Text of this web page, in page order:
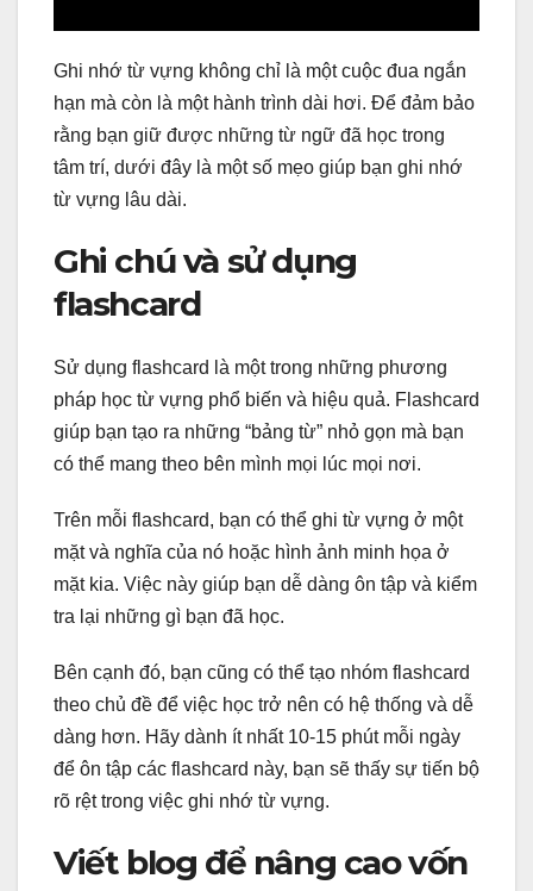
Ghi nhớ từ vựng không chỉ là một cuộc đua ngắn
hạn mà còn là một hành trình dài hơi. Để đảm bảo
rằng bạn giữ được những từ ngữ đã học trong
tâm trí, dưới đây là một số mẹo giúp bạn ghi nhớ
từ vựng lâu dài.
Ghi chú và sử dụng
flashcard
Sử dụng flashcard là một trong những phương
pháp học từ vựng phổ biến và hiệu quả. Flashcard
giúp bạn tạo ra những “bảng từ” nhỏ gọn mà bạn
có thể mang theo bên mình mọi lúc mọi nơi.
Trên mỗi flashcard, bạn có thể ghi từ vựng ở một
mặt và nghĩa của nó hoặc hình ảnh minh họa ở
mặt kia. Việc này giúp bạn dễ dàng ôn tập và kiểm
tra lại những gì bạn đã học.
Bên cạnh đó, bạn cũng có thể tạo nhóm flashcard
theo chủ đề để việc học trở nên có hệ thống và dễ
dàng hơn. Hãy dành ít nhất 10-15 phút mỗi ngày
để ôn tập các flashcard này, bạn sẽ thấy sự tiến bộ
rõ rệt trong việc ghi nhớ từ vựng.
Viết blog để nâng cao vốn